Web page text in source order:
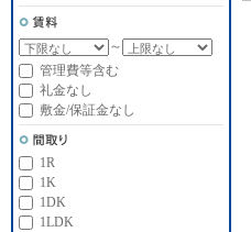
～
管理費等含む
礼金なし
敷金/保証金なし
1R
1K
1DK
1LDK